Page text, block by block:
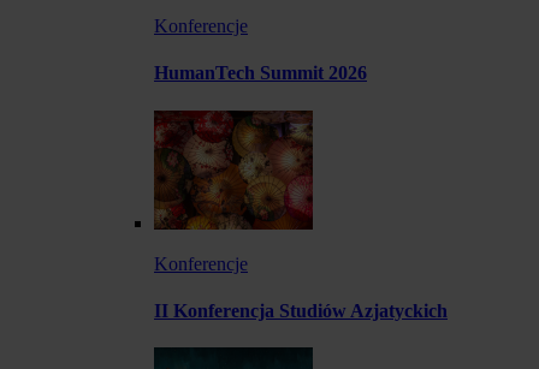
Konferencje
HumanTech Summit 2026
Konferencje
II Konferencja Studiów Azjatyckich